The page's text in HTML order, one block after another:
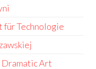
Technologie
Dramatic Art